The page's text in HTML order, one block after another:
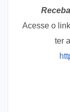
Acesse o
ter